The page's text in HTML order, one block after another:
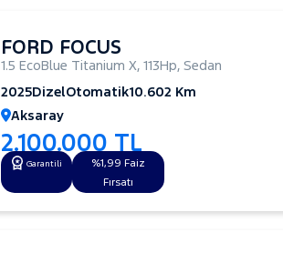
FORD FOCUS
1.5 EcoBlue Titanium X, 113Hp, Sedan
2025DizelOtomatik10.602 Km
Aksaray
2.100.000 TL
Garantili
%1,99 Faiz
Fırsatı